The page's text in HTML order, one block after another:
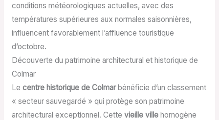
conditions météorologiques actuelles, avec des
températures supérieures aux normales saisonnières,
influencent favorablement l’affluence touristique
d’octobre.
Découverte du patrimoine architectural et historique de
Colmar
Le centre historique de Colmarbénéficie d’un classement
« secteur sauvegardé » qui protège son patrimoine
architectural exceptionnel. Cette vieille villehomogène